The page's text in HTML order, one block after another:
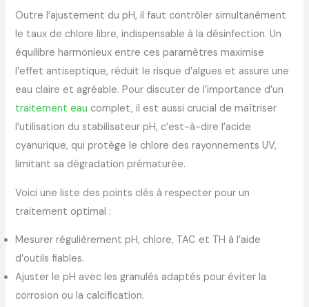
Outre l’ajustement du pH, il faut contrôler simultanément
le taux de chlore libre, indispensable à la désinfection. Un
équilibre harmonieux entre ces paramètres maximise
l’effet antiseptique, réduit le risque d’algues et assure une
eau claire et agréable. Pour discuter de l’importance d’un
traitement eau complet, il est aussi crucial de maîtriser
l’utilisation du stabilisateur pH, c’est-à-dire l’acide
cyanurique, qui protège le chlore des rayonnements UV,
limitant sa dégradation prématurée.
Voici une liste des points clés à respecter pour un
traitement optimal :
Mesurer régulièrement pH, chlore, TAC et TH à l’aide
d’outils fiables.
Ajuster le pH avec les granulés adaptés pour éviter la
corrosion ou la calcification.